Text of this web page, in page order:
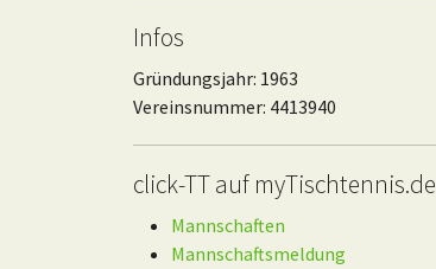
Infos
Gründungsjahr: 1963
Vereinsnummer: 4413940
click-TT auf myTischtennis.de
Mannschaften
Mannschaftsmeldung